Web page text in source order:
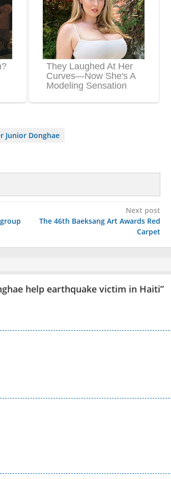
Junior Donghae
Next post
The 46th Baeksang Art Awards Red
Carpet
help earthquake victim in Haiti”